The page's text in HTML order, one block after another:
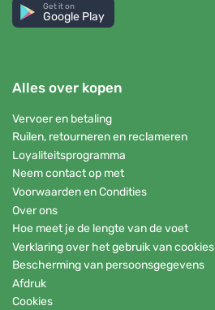
Get it on
Google Play
Alles over kopen
Vervoer en betaling
Ruilen, retourneren en reclameren
Loyaliteitsprogramma
Neem contact op met
Voorwaarden en Condities
Over ons
Hoe meet je de lengte van de voet
Verklaring over het gebruik van cookies
Bescherming van persoonsgegevens
Afdruk
Cookies